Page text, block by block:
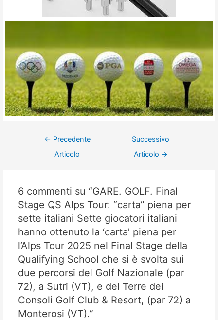
← Precedente
Articolo
Successivo
Articolo →
6 commenti su “GARE. GOLF. Final
Stage QS Alps Tour: “carta” piena per
sette italiani Sette giocatori italiani
hanno ottenuto la ‘carta’ piena per
l’Alps Tour 2025 nel Final Stage della
Qualifying School che si è svolta sui
due percorsi del Golf Nazionale (par
72), a Sutri (VT), e del Terre dei
Consoli Golf Club & Resort, (par 72) a
Monterosi (VT).”